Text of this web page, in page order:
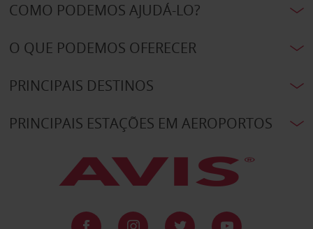
COMO PODEMOS AJUDÁ-LO?
O QUE PODEMOS OFERECER
PRINCIPAIS DESTINOS
PRINCIPAIS ESTAÇÕES EM AEROPORTOS